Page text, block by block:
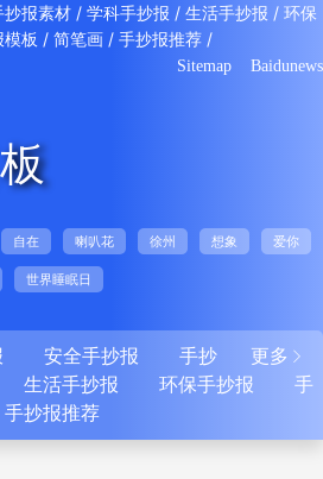
抄报素材 / 学科手抄报 / 生活手抄报 / 环保
模板 / 简笔画 / 手抄报推荐 /
Sitemap Baidunews
自在 喇叭花 徐州 想象 爱你
世界睡眠日
更多 
安全手抄报
手抄
生活手抄报 环保手抄报
手
手抄报推荐